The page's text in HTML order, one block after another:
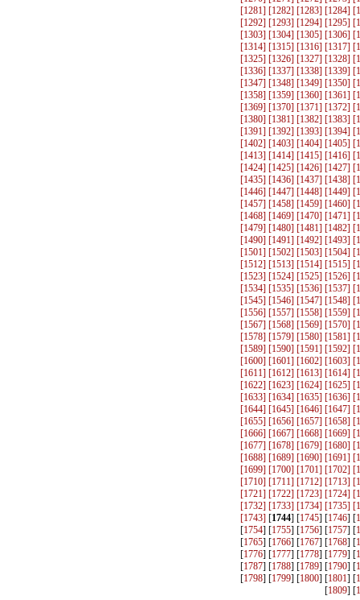
[1281] [1282] [1283] [1284] [
[1292] [1293] [1294] [1295] [
[1303] [1304] [1305] [1306] [
[1314] [1315] [1316] [1317] [
[1325] [1326] [1327] [1328] [
[1336] [1337] [1338] [1339] [
[1347] [1348] [1349] [1350] [
[1358] [1359] [1360] [1361] [
[1369] [1370] [1371] [1372] [
[1380] [1381] [1382] [1383] [
[1391] [1392] [1393] [1394] [
[1402] [1403] [1404] [1405] [
[1413] [1414] [1415] [1416] [
[1424] [1425] [1426] [1427] [
[1435] [1436] [1437] [1438] [
[1446] [1447] [1448] [1449] [
[1457] [1458] [1459] [1460] [
[1468] [1469] [1470] [1471] [
[1479] [1480] [1481] [1482] [
[1490] [1491] [1492] [1493] [
[1501] [1502] [1503] [1504] [
[1512] [1513] [1514] [1515] [
[1523] [1524] [1525] [1526] [
[1534] [1535] [1536] [1537] [
[1545] [1546] [1547] [1548] [
[1556] [1557] [1558] [1559] [
[1567] [1568] [1569] [1570] [
[1578] [1579] [1580] [1581] [
[1589] [1590] [1591] [1592] [
[1600] [1601] [1602] [1603] [
[1611] [1612] [1613] [1614] [
[1622] [1623] [1624] [1625] [
[1633] [1634] [1635] [1636] [
[1644] [1645] [1646] [1647] [
[1655] [1656] [1657] [1658] [
[1666] [1667] [1668] [1669] [
[1677] [1678] [1679] [1680] [
[1688] [1689] [1690] [1691] [
[1699] [1700] [1701] [1702] [
[1710] [1711] [1712] [1713] [
[1721] [1722] [1723] [1724] [
[1732] [1733] [1734] [1735] [
[1743] [1744] [1745] [1746] [
[1754] [1755] [1756] [1757] [
[1765] [1766] [1767] [1768] [
[1776] [1777] [1778] [1779] [
[1787] [1788] [1789] [1790] [
[1798] [1799] [1800] [1801] [
[1809] [